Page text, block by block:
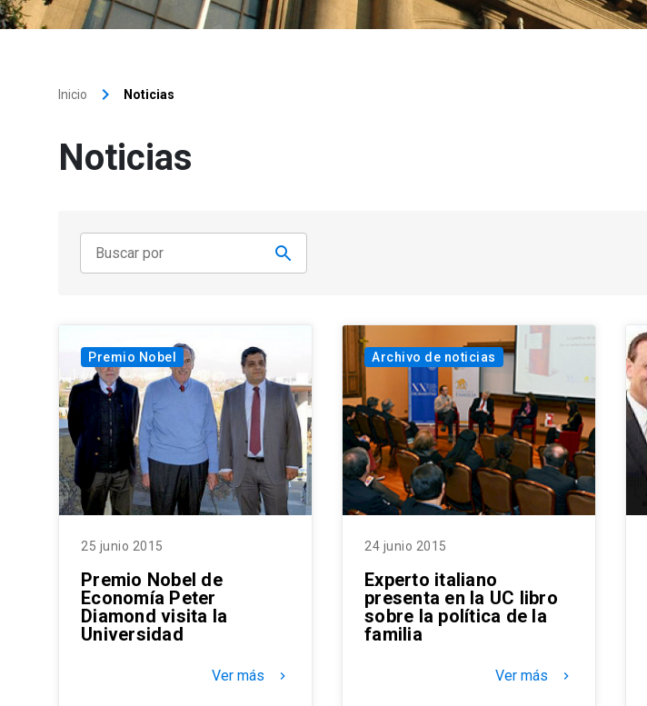
Inicio keyboard_arrow_right Noticias
Noticias
Premio Nobel
25 junio 2015
Premio Nobel de
Economía Peter
Diamond visita la
Universidad
Ver más keyboard_arrow_right
Archivo de noticias
24 junio 2015
Experto italiano
presenta en la UC libro
sobre la política de la
familia
Ver más keyboard_arrow_right